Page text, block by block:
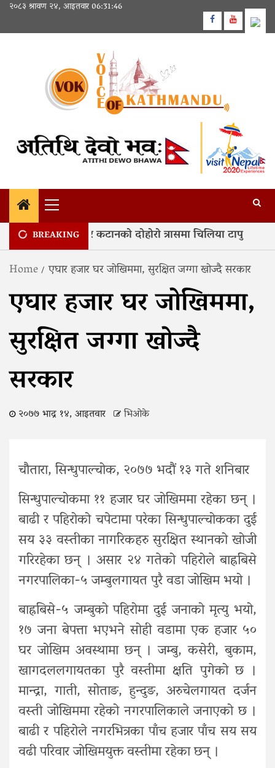
Skip
content
२०८३ श्रावण २४, आइतवार06:31:47
Facebook
Youtube
Primary
Menu
BREAKING
कोशीको बाढी र कटानको दोहोरो त्रासमा चिलिया टापु
Home एघार हजार घर जोखिममा, सुरक्षित जग्गा खोज्दै सरकार
एघार हजार घर जोखिममा,
सुरक्षित जग्गा खोज्दै
सरकार
२०७७ भाद्र १४, आइतवार भिओके
चौतारा, सिन्धुपाल्चोक, २०७७ भदौं १३ गते शनिबार
सिन्धुपाल्चोकमा ११ हजार घर जोखिममा रहेका छन् ।
बाढी र पहिरोको चपेटामा परेका सिन्धुपाल्चोकका दुई
सय ३३ वस्तीका नागरिकहरु सुरक्षित स्थानको खोजी
गरिरहेका छन् । असार २४ गतेको पहिरोले बाह्रबिसे
नगरपालिका-५ जम्बुलगायत पुरै वडा जोखिम भयो ।
बाह्रबिसे-५ जम्बुको पहिरोमा दुई जनाको मृत्यु भयो,
१७ जना बेपत्ता भएभने सोही वडामा एक हजार ५०
घर जोखिम अवस्थामा छन् । जम्बु, कसेरी, बुकाम,
खागदललगायतका पुरै वस्तीमा क्षति पुगेको छ ।
मान्द्रा, गाती, सोताङ, हुन्दुङ, अरुचेलगायत दर्जन
वस्ती जोखिममा रहेको नगरपालिकाले जनाएको छ ।
बाढी र पहिरोले नगरभित्रका पाँच हजार पाँच सय सय
वढी परिवार जोखिमयुक्त वस्तीमा रहेका छन् ।